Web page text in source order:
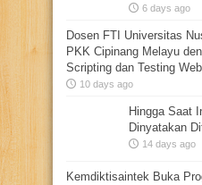
6 days ago
Dosen FTI Universitas
PKK Cipinang Melayu
Scripting dan Testing
10 days ago
Hingga Saat
Dinyatakan
14 days ago
Kemdiktisaintek Buka